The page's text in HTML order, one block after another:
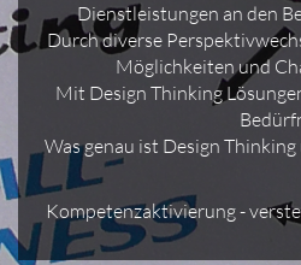
Dienstleistungen an den
Durch diverse
Möglichkeiten und
Mit Design Thinking
Was genau ist Design
Kompetenzaktivierung -